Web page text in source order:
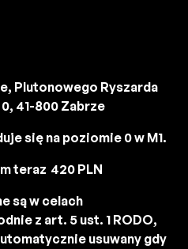
Plutonowego Ryszarda
41-800 Zabrze
się na poziomie 0 w M1.
teraz 420 PLN
są w celach
z art. 5 ust. 1 RODO,
usuwany gdy